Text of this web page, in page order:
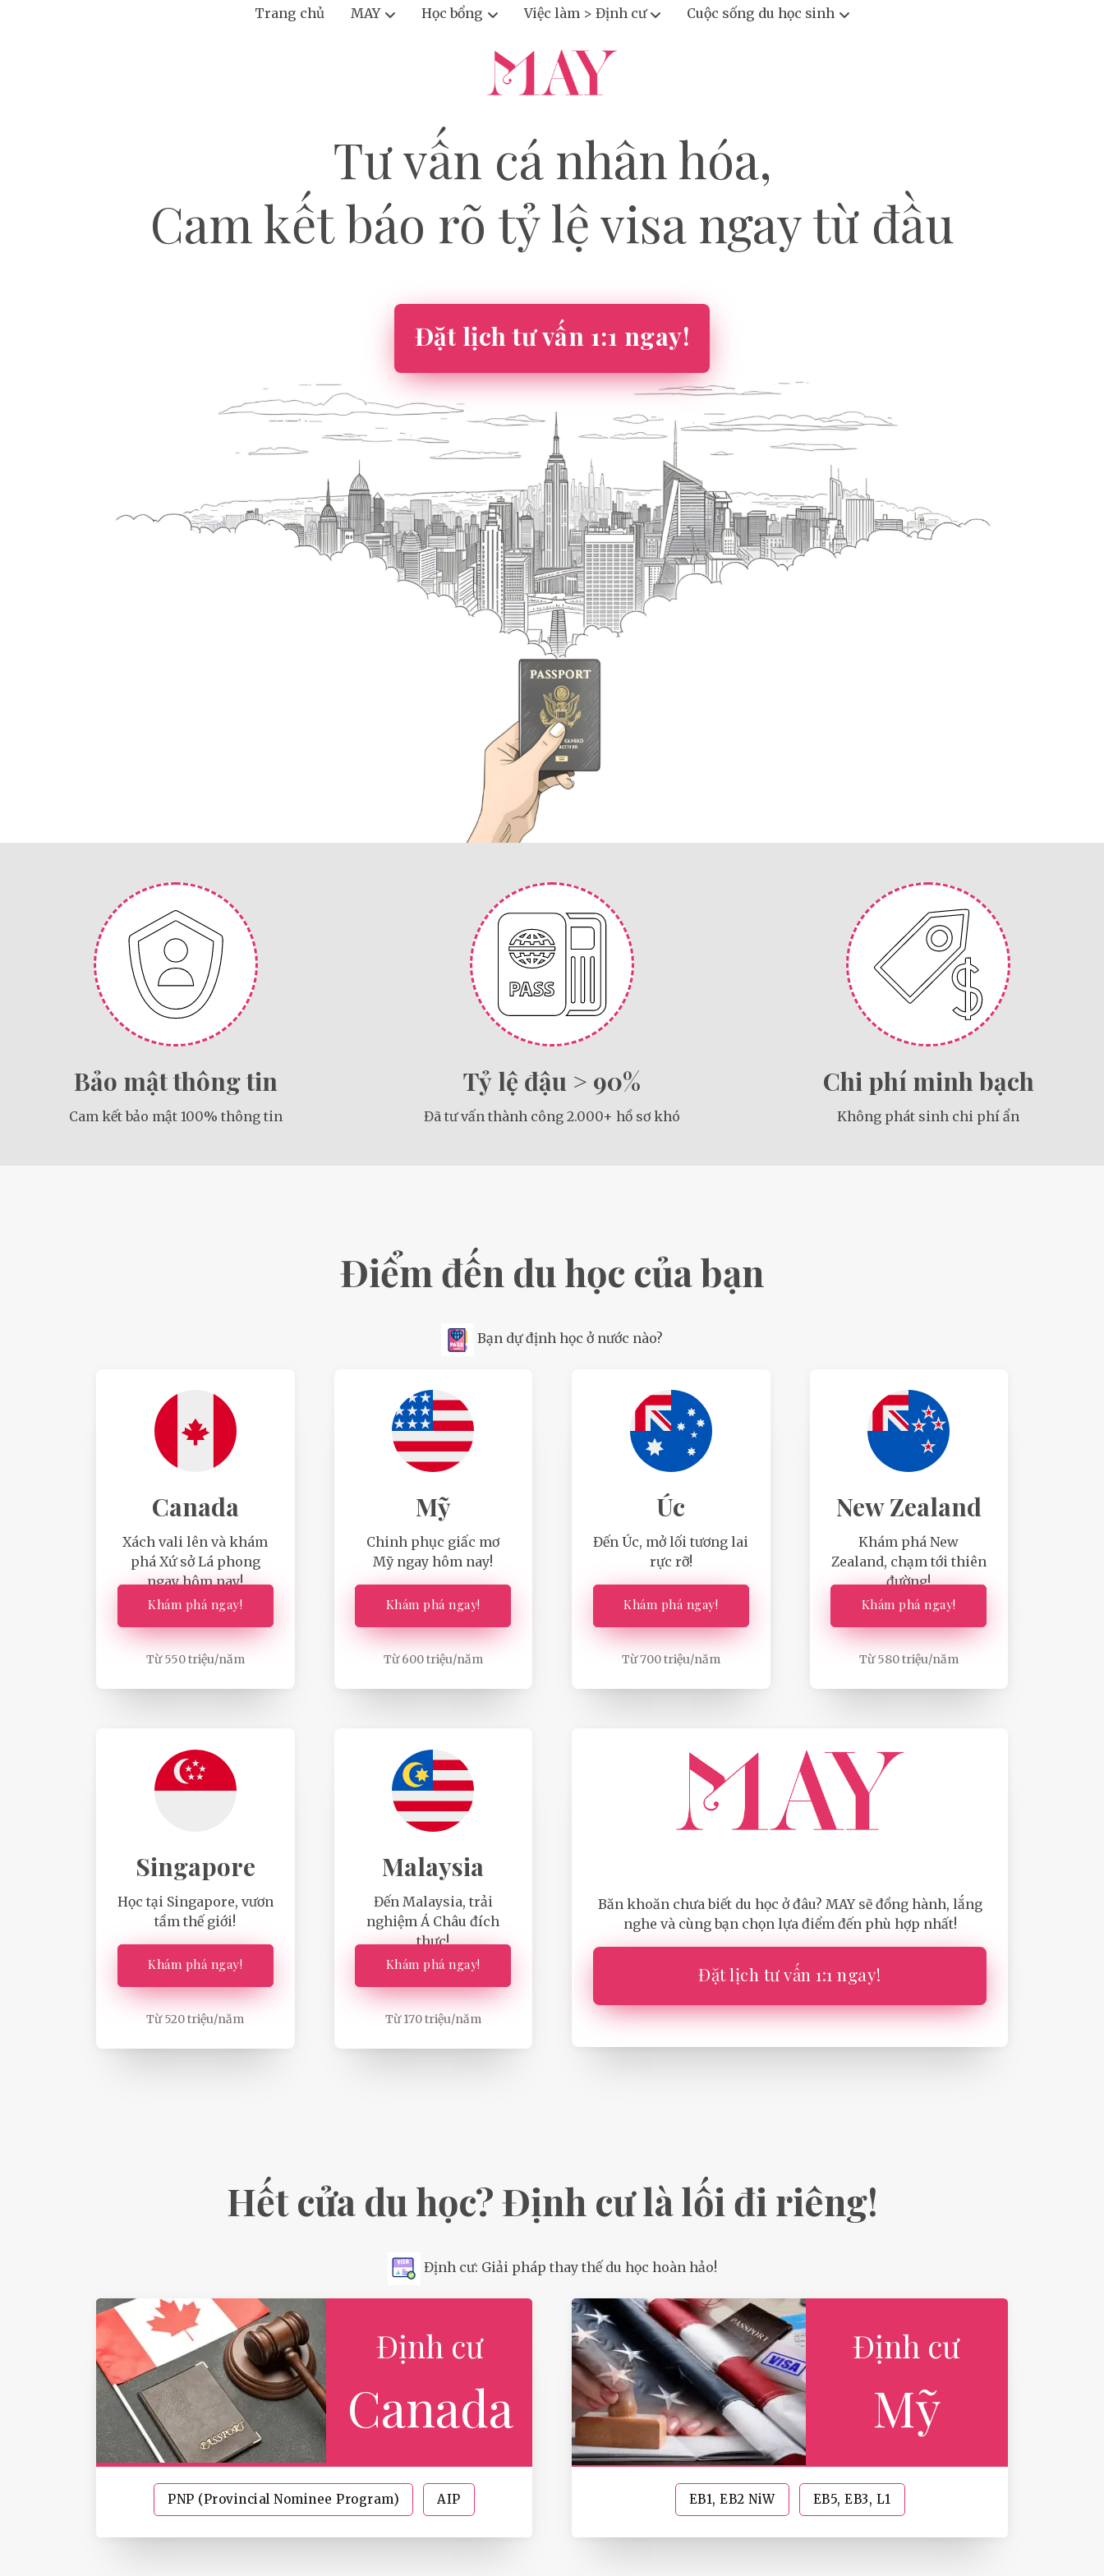
Trang chủ MAY Học bổng Việc làm > Định cư Cuộc sống du học sinh
Tư vấn cá nhân hóa,
Cam kết báo rõ tỷ lệ visa ngay từ đầu
Đặt lịch tư vấn 1:1 ngay!
Bảo mật thông tin
Cam kết bảo mật 100% thông tin
Tỷ lệ đậu > 90%
Đã tư vấn thành công 2.000+ hồ sơ khó
Chi phí minh bạch
Không phát sinh chi phí ẩn
Điểm đến du học của bạn
Bạn dự định học ở nước nào?
Canada
Xách vali lên và khám
phá Xứ sở Lá phong
ngay hôm nay!
Khám phá ngay!
Từ 550 triệu/năm
Mỹ
Chinh phục giấc mơ
Mỹ ngay hôm nay!
Khám phá ngay!
Từ 600 triệu/năm
Úc
Đến Úc, mở lối tương lai
rực rỡ!
Khám phá ngay!
Từ 700 triệu/năm
New Zealand
Khám phá New
Zealand, chạm tới thiên
đường!
Khám phá ngay!
Từ 580 triệu/năm
Singapore
Học tại Singapore, vươn
tầm thế giới!
Khám phá ngay!
Từ 520 triệu/năm
Malaysia
Đến Malaysia, trải
nghiệm Á Châu đích
thực!
Khám phá ngay!
Từ 170 triệu/năm
Băn khoăn chưa biết du học ở đâu? MAY sẽ đồng hành, lắng
nghe và cùng bạn chọn lựa điểm đến phù hợp nhất!
Đặt lịch tư vấn 1:1 ngay!
Hết cửa du học? Định cư là lối đi riêng!
Định cư: Giải pháp thay thế du học hoàn hảo!
Định cư
Canada
PNP (Provincial Nominee Program) AIP
Định cư
Mỹ
EB1, EB2 NiW EB5, EB3, L1